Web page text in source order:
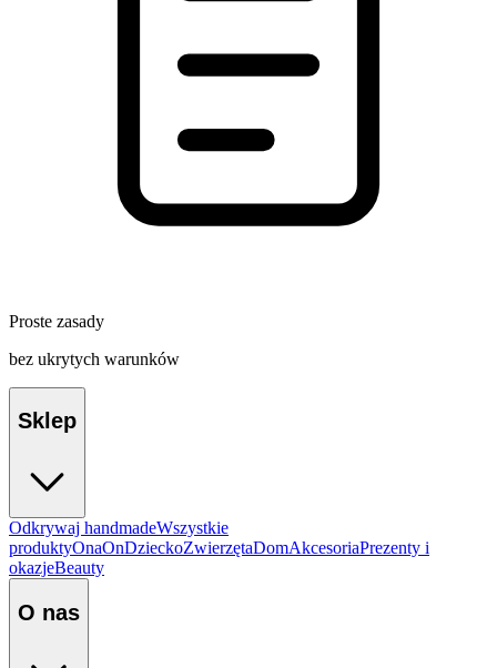
Proste zasady
bez ukrytych warunków
Sklep
Odkrywaj handmadeWszystkie
produktyOnaOnDzieckoZwierzętaDomAkcesoriaPrezenty i
okazjeBeauty
O nas